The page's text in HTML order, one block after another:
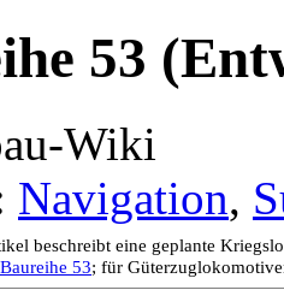
53
Wiki
Navigation,
beschreibt eine geplante
53; für